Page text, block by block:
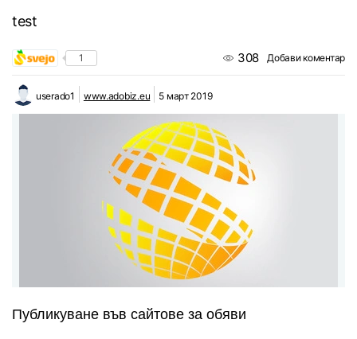
test
1 308 Добави коментар
userado1 www.adobiz.eu 5 март 2019
Публикуване във сайтове за обяви